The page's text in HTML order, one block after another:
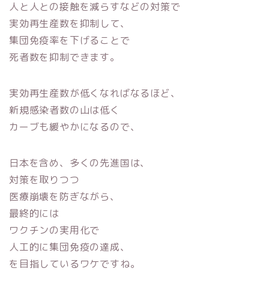
人と人との接触を減らすなどの対策で
実効再生産数を抑制して、
集団免疫率を下げることで
死者数を抑制できます。
実効再生産数が低くなればなるほど、
新規感染者数の山は低く
カーブも緩やかになるので、
日本を含め、多くの先進国は、
対策を取りつつ
医療崩壊を防ぎながら、
最終的には
ワクチンの実用化で
人工的に集団免疫の達成、
を目指しているワケですね。